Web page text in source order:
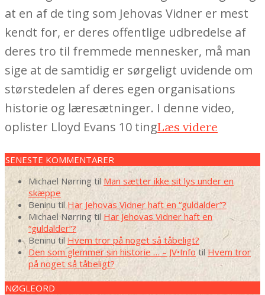
at en af de ting som Jehovas Vidner er mest
kendt for, er deres offentlige udbredelse af
deres tro til fremmede mennesker, må man
sige at de samtidig er sørgeligt uvidende om
størstedelen af deres egen organisations
historie og læresætninger. I denne video,
oplister Lloyd Evans 10 tingLæs videre
SENESTE KOMMENTARER
Michael Nørring til Man sætter ikke sit lys under en
skæppe
Beninu til Har Jehovas Vidner haft en “guldalder”?
Michael Nørring til Har Jehovas Vidner haft en
“guldalder”?
Beninu til Hvem tror på noget så tåbeligt?
Den som glemmer sin historie … – JV•Info til Hvem tror
på noget så tåbeligt?
NØGLEORD